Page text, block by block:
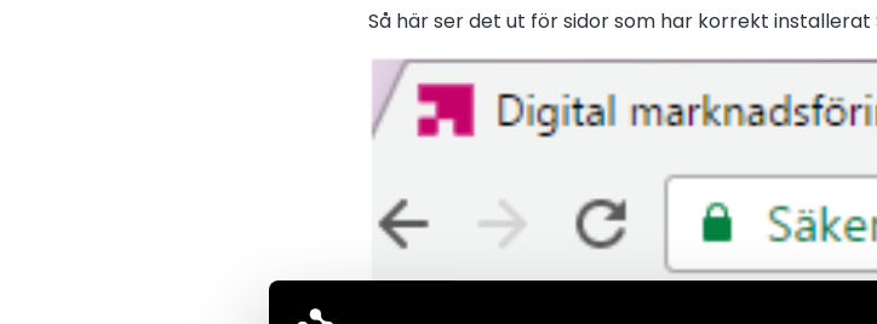
Så här ser det ut för sidor som har korrekt installerat